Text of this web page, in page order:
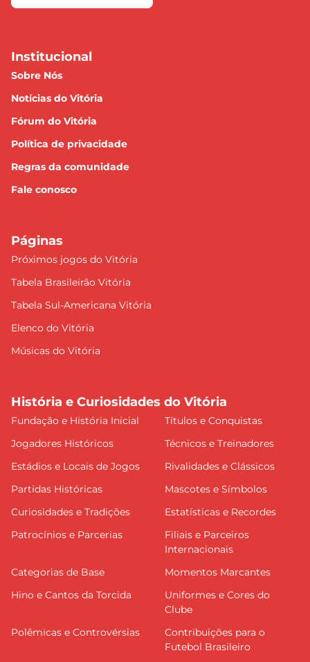
Institucional
Sobre Nós
Notícias do Vitória
Fórum do Vitória
Política de privacidade
Regras da comunidade
Fale conosco
Páginas
Próximos jogos do Vitória
Tabela Brasileirão Vitória
Tabela Sul-Americana Vitória
Elenco do Vitória
Músicas do Vitória
História e Curiosidades do Vitória
Fundação e História Inicial
Títulos e Conquistas
Jogadores Históricos
Técnicos e Treinadores
Estádios e Locais de Jogos
Rivalidades e Clássicos
Partidas Históricas
Mascotes e Símbolos
Curiosidades e Tradições
Estatísticas e Recordes
Patrocínios e Parcerias
Filiais e Parceiros
Internacionais
Categorias de Base
Momentos Marcantes
Hino e Cantos da Torcida
Uniformes e Cores do
Clube
Polêmicas e Controvérsias
Contribuições para o
Futebol Brasileiro